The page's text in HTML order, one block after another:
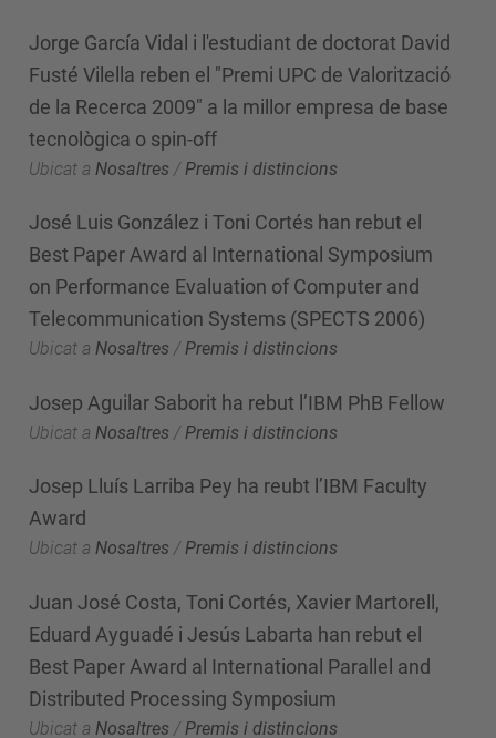
Jorge García Vidal i l'estudiant de doctorat David
Fusté Vilella reben el "Premi UPC de Valorització
de la Recerca 2009" a la millor empresa de base
tecnològica o spin-off
Ubicat a Nosaltres / Premis i distincions
José Luis González i Toni Cortés han rebut el
Best Paper Award al International Symposium
on Performance Evaluation of Computer and
Telecommunication Systems (SPECTS 2006)
Ubicat a Nosaltres /Premis i distincions
Josep Aguilar Saborit ha rebut l’IBM PhB Fellow
Ubicat a Nosaltres / Premis i distincions
Josep Lluís Larriba Pey ha reubt l’IBM Faculty
Award
Ubicat a Nosaltres /Premis i distincions
Juan José Costa, Toni Cortés, Xavier Martorell,
Eduard Ayguadé i Jesús Labarta han rebut el
Best Paper Award al International Parallel and
Distributed Processing Symposium
Ubicat a Nosaltres / Premis i distincions